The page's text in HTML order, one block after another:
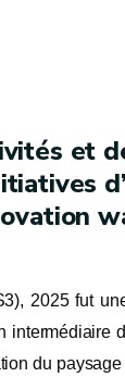
et
2025 fut
du